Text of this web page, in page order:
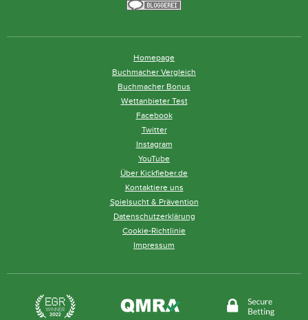
Homepage
Buchmacher Vergleich
Buchmacher Bonus
Wettanbieter Test
Facebook
Twitter
Instagram
YouTube
Über Kickfieber.de
Kontaktiere uns
Spielsucht & Prävention
Datenschutzerklärung
Cookie-Richtlinie
Impressum